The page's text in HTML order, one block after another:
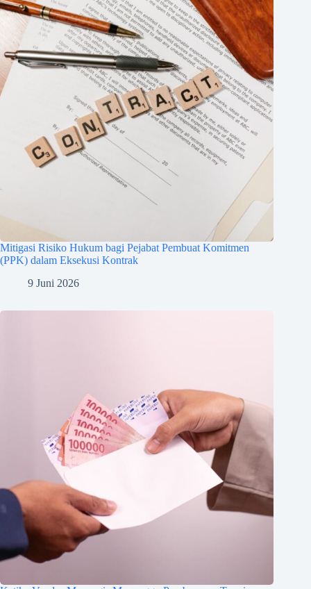
Mitigasi Risiko Hukum bagi Pejabat Pembuat Komitmen
(PPK) dalam Eksekusi Kontrak
9 Juni 2026